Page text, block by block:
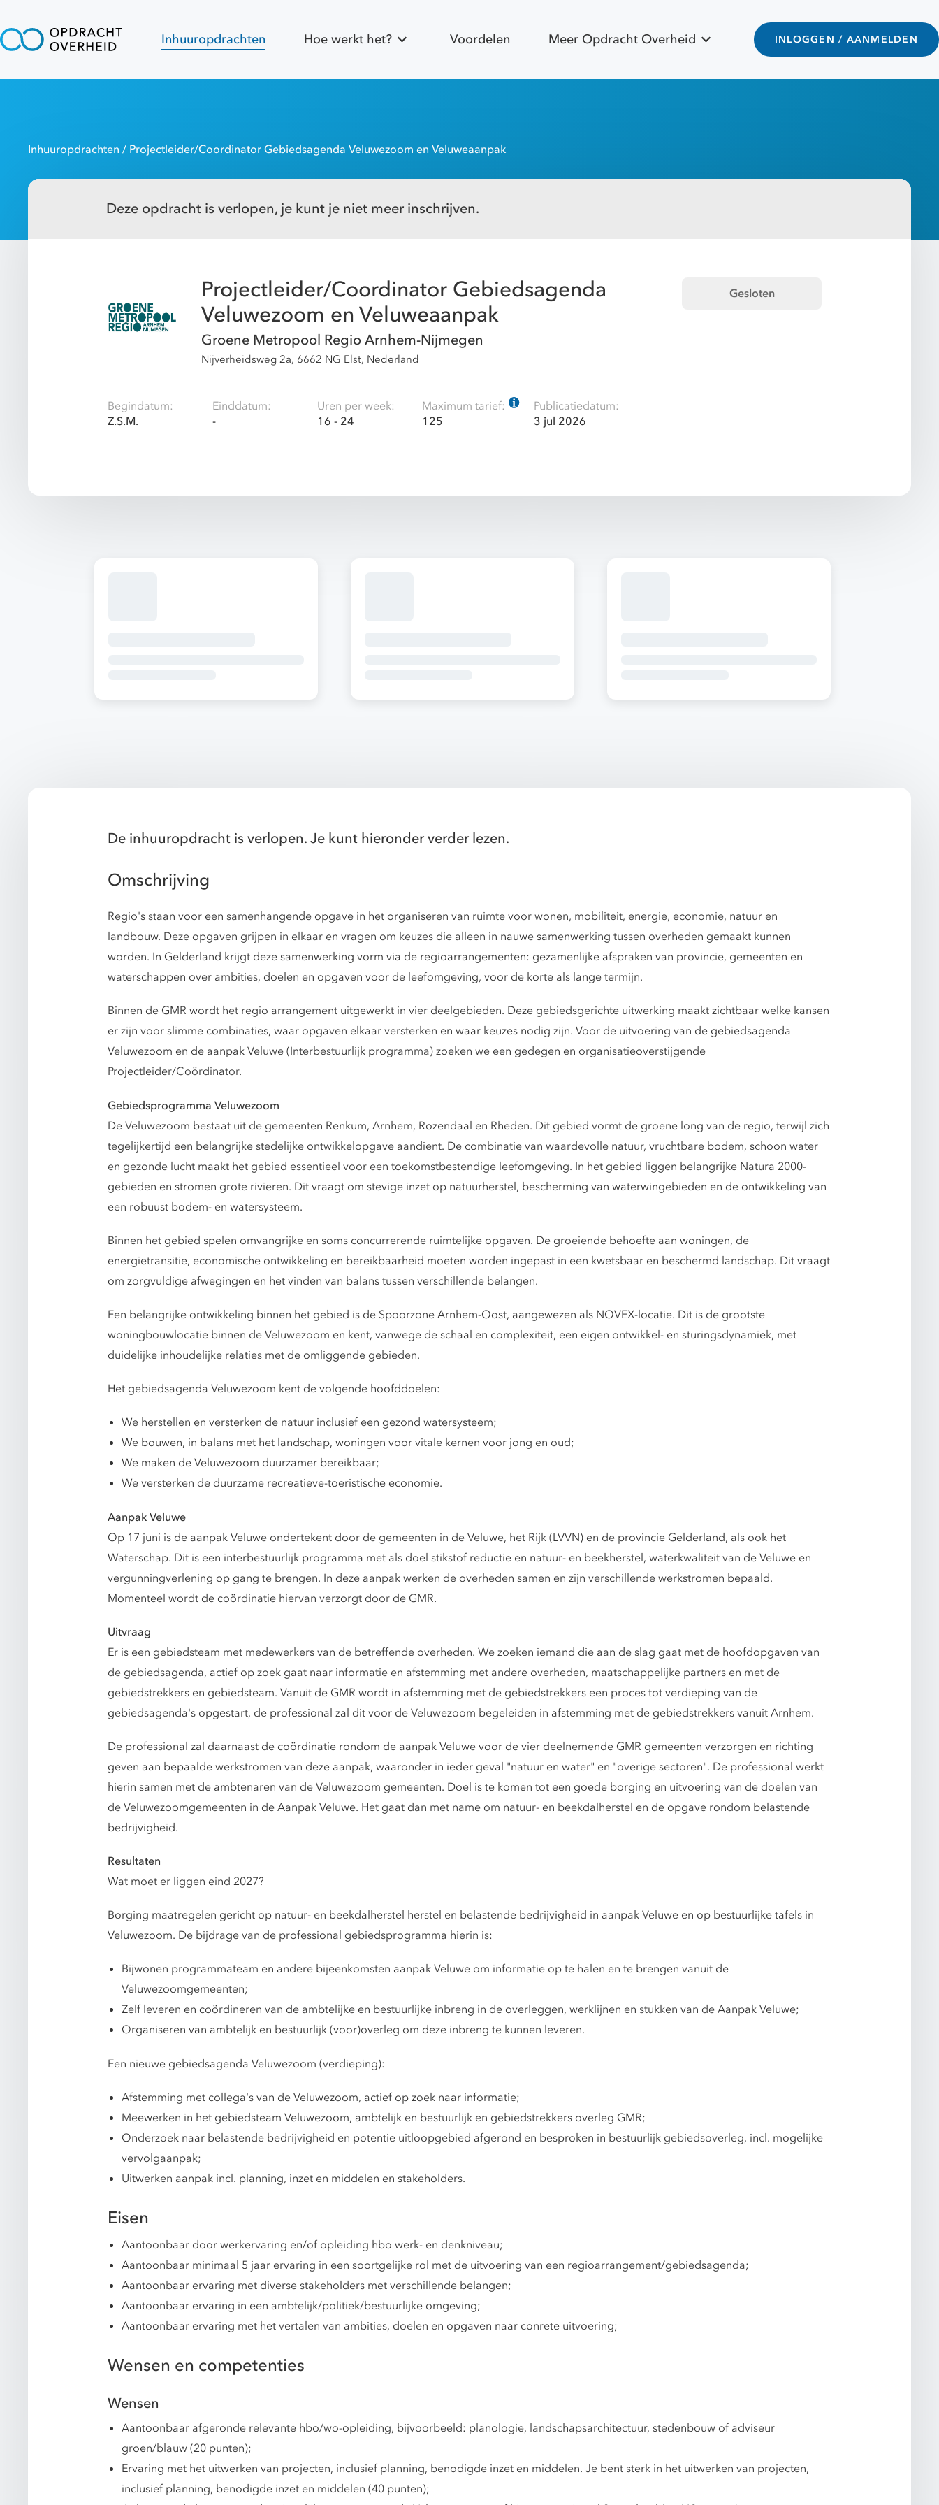
Inhuuropdrachten Hoe werkt het? Voordelen Meer Opdracht Overheid INLOGGEN / AANMELDEN
Inhuuropdrachten / Projectleider/Coordinator Gebiedsagenda Veluwezoom en Veluweaanpak
Deze opdracht is verlopen, je kunt je niet meer inschrijven.
Projectleider/Coordinator Gebiedsagenda
Veluwezoom en Veluweaanpak
Groene Metropool Regio Arnhem-Nijmegen
Nijverheidsweg 2a, 6662 NG Elst, Nederland
Gesloten
Begindatum:
Z.S.M.
Einddatum:
-
Uren per week:
16 - 24
Maximum tarief:
125
Publicatiedatum:
3 jul 2026
De inhuuropdracht is verlopen. Je kunt hieronder verder lezen.
Omschrijving
Regio's staan voor een samenhangende opgave in het organiseren van ruimte voor wonen, mobiliteit, energie, economie, natuur en
landbouw. Deze opgaven grijpen in elkaar en vragen om keuzes die alleen in nauwe samenwerking tussen overheden gemaakt kunnen
worden. In Gelderland krijgt deze samenwerking vorm via de regioarrangementen: gezamenlijke afspraken van provincie, gemeenten en
waterschappen over ambities, doelen en opgaven voor de leefomgeving, voor de korte als lange termijn.
Binnen de GMR wordt het regio arrangement uitgewerkt in vier deelgebieden. Deze gebiedsgerichte uitwerking maakt zichtbaar welke kansen
er zijn voor slimme combinaties, waar opgaven elkaar versterken en waar keuzes nodig zijn. Voor de uitvoering van de gebiedsagenda
Veluwezoom en de aanpak Veluwe (Interbestuurlijk programma) zoeken we een gedegen en organisatieoverstijgende
Projectleider/Coördinator.
Gebiedsprogramma Veluwezoom
De Veluwezoom bestaat uit de gemeenten Renkum, Arnhem, Rozendaal en Rheden. Dit gebied vormt de groene long van de regio, terwijl zich
tegelijkertijd een belangrijke stedelijke ontwikkelopgave aandient. De combinatie van waardevolle natuur, vruchtbare bodem, schoon water
en gezonde lucht maakt het gebied essentieel voor een toekomstbestendige leefomgeving. In het gebied liggen belangrijke Natura 2000-
gebieden en stromen grote rivieren. Dit vraagt om stevige inzet op natuurherstel, bescherming van waterwingebieden en de ontwikkeling van
een robuust bodem- en watersysteem.
Binnen het gebied spelen omvangrijke en soms concurrerende ruimtelijke opgaven. De groeiende behoefte aan woningen, de
energietransitie, economische ontwikkeling en bereikbaarheid moeten worden ingepast in een kwetsbaar en beschermd landschap. Dit vraagt
om zorgvuldige afwegingen en het vinden van balans tussen verschillende belangen.
Een belangrijke ontwikkeling binnen het gebied is de Spoorzone Arnhem-Oost, aangewezen als NOVEX-locatie. Dit is de grootste
woningbouwlocatie binnen de Veluwezoom en kent, vanwege de schaal en complexiteit, een eigen ontwikkel- en sturingsdynamiek, met
duidelijke inhoudelijke relaties met de omliggende gebieden.
Het gebiedsagenda Veluwezoom kent de volgende hoofddoelen:
We herstellen en versterken de natuur inclusief een gezond watersysteem;
We bouwen, in balans met het landschap, woningen voor vitale kernen voor jong en oud;
We maken de Veluwezoom duurzamer bereikbaar;
We versterken de duurzame recreatieve-toeristische economie.
Aanpak Veluwe
Op 17 juni is de aanpak Veluwe ondertekent door de gemeenten in de Veluwe, het Rijk (LVVN) en de provincie Gelderland, als ook het
Waterschap. Dit is een interbestuurlijk programma met als doel stikstof reductie en natuur- en beekherstel, waterkwaliteit van de Veluwe en
vergunningverlening op gang te brengen. In deze aanpak werken de overheden samen en zijn verschillende werkstromen bepaald.
Momenteel wordt de coördinatie hiervan verzorgt door de GMR.
Uitvraag
Er is een gebiedsteam met medewerkers van de betreffende overheden. We zoeken iemand die aan de slag gaat met de hoofdopgaven van
de gebiedsagenda, actief op zoek gaat naar informatie en afstemming met andere overheden, maatschappelijke partners en met de
gebiedstrekkers en gebiedsteam. Vanuit de GMR wordt in afstemming met de gebiedstrekkers een proces tot verdieping van de
gebiedsagenda's opgestart, de professional zal dit voor de Veluwezoom begeleiden in afstemming met de gebiedstrekkers vanuit Arnhem.
De professional zal daarnaast de coördinatie rondom de aanpak Veluwe voor de vier deelnemende GMR gemeenten verzorgen en richting
geven aan bepaalde werkstromen van deze aanpak, waaronder in ieder geval "natuur en water" en "overige sectoren". De professional werkt
hierin samen met de ambtenaren van de Veluwezoom gemeenten. Doel is te komen tot een goede borging en uitvoering van de doelen van
de Veluwezoomgemeenten in de Aanpak Veluwe. Het gaat dan met name om natuur- en beekdalherstel en de opgave rondom belastende
bedrijvigheid.
Resultaten
Wat moet er liggen eind 2027?
Borging maatregelen gericht op natuur- en beekdalherstel herstel en belastende bedrijvigheid in aanpak Veluwe en op bestuurlijke tafels in
Veluwezoom. De bijdrage van de professional gebiedsprogramma hierin is:
Bijwonen programmateam en andere bijeenkomsten aanpak Veluwe om informatie op te halen en te brengen vanuit de
Veluwezoomgemeenten;
Zelf leveren en coördineren van de ambtelijke en bestuurlijke inbreng in de overleggen, werklijnen en stukken van de Aanpak Veluwe;
Organiseren van ambtelijk en bestuurlijk (voor)overleg om deze inbreng te kunnen leveren.
Een nieuwe gebiedsagenda Veluwezoom (verdieping):
Afstemming met collega's van de Veluwezoom, actief op zoek naar informatie;
Meewerken in het gebiedsteam Veluwezoom, ambtelijk en bestuurlijk en gebiedstrekkers overleg GMR;
Onderzoek naar belastende bedrijvigheid en potentie uitloopgebied afgerond en besproken in bestuurlijk gebiedsoverleg, incl. mogelijke
vervolgaanpak;
Uitwerken aanpak incl. planning, inzet en middelen en stakeholders.
Eisen
Aantoonbaar door werkervaring en/of opleiding hbo werk- en denkniveau;
Aantoonbaar minimaal 5 jaar ervaring in een soortgelijke rol met de uitvoering van een regioarrangement/gebiedsagenda;
Aantoonbaar ervaring met diverse stakeholders met verschillende belangen;
Aantoonbaar ervaring in een ambtelijk/politiek/bestuurlijke omgeving;
Aantoonbaar ervaring met het vertalen van ambities, doelen en opgaven naar conrete uitvoering;
Wensen en competenties
Wensen
Aantoonbaar afgeronde relevante hbo/wo-opleiding, bijvoorbeeld: planologie, landschapsarchitectuur, stedenbouw of adviseur
groen/blauw (20 punten);
Ervaring met het uitwerken van projecten, inclusief planning, benodigde inzet en middelen. Je bent sterk in het uitwerken van projecten,
inclusief planning, benodigde inzet en middelen (40 punten);